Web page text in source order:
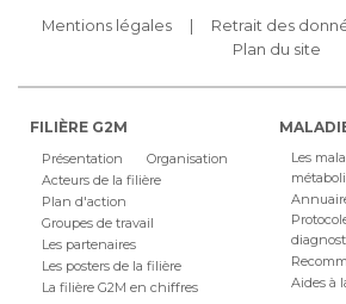
Mentions légales
Retrait des
Plan du site
FILIÈRE G2M
Présentation
Organisation
Acteurs de la filière
Plan d'action
Groupes de travail
Les partenaires
Les posters de la filière
La filière G2M en chiffres
Les
Aides à